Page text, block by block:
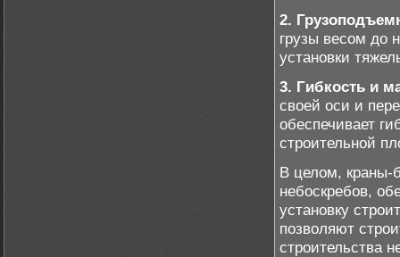
2.
грузы весом до
установки
3. Гибкость и
своей оси и
обеспечивает
строительной
В целом, краны-
небоскребов,
установку
позволяют
строительства